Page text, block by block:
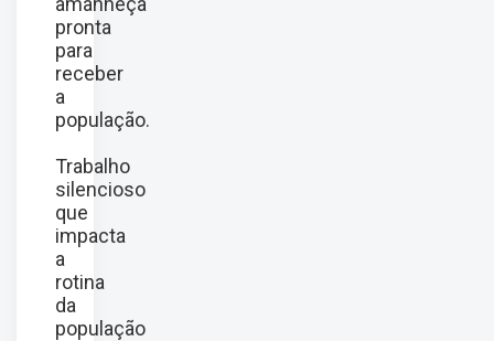
pronta
para
receber
a
população.
Trabalho
silencioso
que
impacta
a
rotina
da
população